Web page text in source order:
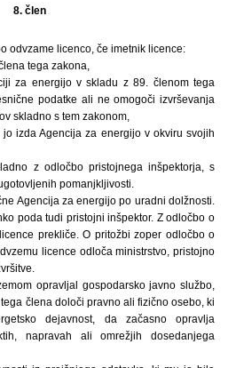
8. člen
odvzame licenco, če imetnik licence:
tega zakona,
za energijo v skladu z 89. členom tega
podatke ali ne omogoči izvrševanja
skladno s tem zakonom,
izda Agencija za energijo v okviru svojih
z odločbo pristojnega inšpektorja, s
pomanjkljivosti.
Agencija za energijo po uradni dolžnosti.
poda tudi pristojni inšpektor. Z odločbo o
prekliče. O pritožbi zoper odločbo o
licence odloča ministrstvo, pristojno
opravljal gospodarsko javno službo,
člena določi pravno ali fizično osebo, ki
dejavnost, da začasno opravlja
napravah ali omrežjih dosedanjega